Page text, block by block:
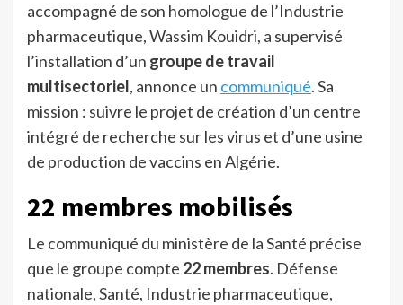
accompagné de son homologue de l’Industrie
pharmaceutique, Wassim Kouidri, a supervisé
l’installation d’un groupe de travail
multisectoriel, annonce un communiqué. Sa
mission : suivre le projet de création d’un centre
intégré de recherche sur les virus et d’une usine
de production de vaccins en Algérie.
22 membres mobilisés
Le communiqué du ministère de la Santé précise
que le groupe compte 22 membres. Défense
nationale, Santé, Industrie pharmaceutique,